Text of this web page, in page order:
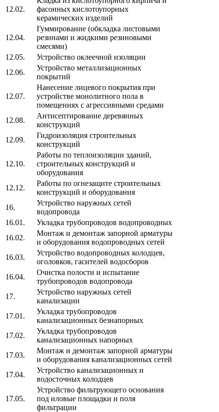
12.02.
фасонных кислотоупорных
керамических изделий
12.04.
Гуммирование (обкладка листовыми
резинами и жидкими резиновыми
смесями)
12.05.
Устройство оклеечной изоляции
12.06.
Устройство металлизационных
покрытий
12.07.
Нанесение лицевого покрытия при
устройстве монолитного пола в
помещениях с агрессивными средами
12.08.
Антисептирование деревянных
конструкций
12.09.
Гидроизоляция строительных
конструкций
12.10.
Работы по теплоизоляции зданий,
строительных конструкций и
оборудования
12.12.
Работы по огнезащите строительных
конструкций и оборудования
16.
Устройство наружных сетей
водопровода
16.01.
Укладка трубопроводов водопроводных
16.02.
Монтаж и демонтаж запорной арматуры
и оборудования водопроводных сетей
16.03.
Устройство водопроводных колодцев,
оголовков, гасителей водосборов
16.04.
Очистка полости и испытание
трубопроводов водопровода
17.
Устройство наружных сетей
канализации
17.01.
Укладка трубопроводов
канализационных безнапорных
17.02.
Укладка трубопроводов
канализационных напорных
17.03.
Монтаж и демонтаж запорной арматуры
и оборудования канализационных сетей
17.04.
Устройство канализационных и
водосточных колодцев
17.05.
Устройство фильтрующего основания
под иловые площадки и поля
фильтрации